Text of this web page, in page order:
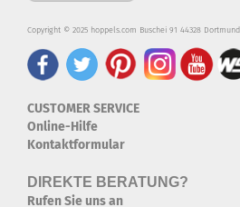
Copyright © 2025 hoppels.com Buschei 91 44328 Dortmund
CUSTOMER SERVICE
Online-Hilfe
Kontaktformular
DIREKTE BERATUNG?
Rufen Sie uns an